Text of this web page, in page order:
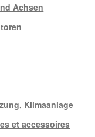
Achsen
Klimaanlage
et accessoires